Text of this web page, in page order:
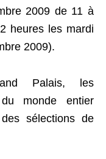
2009 de 11 à
heures les mardi
2009).
Palais, les
monde entier
sélections de